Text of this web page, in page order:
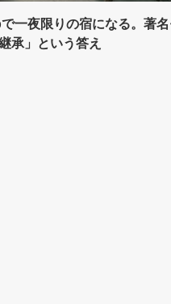
一夜限りの宿になる。著
承」という答え